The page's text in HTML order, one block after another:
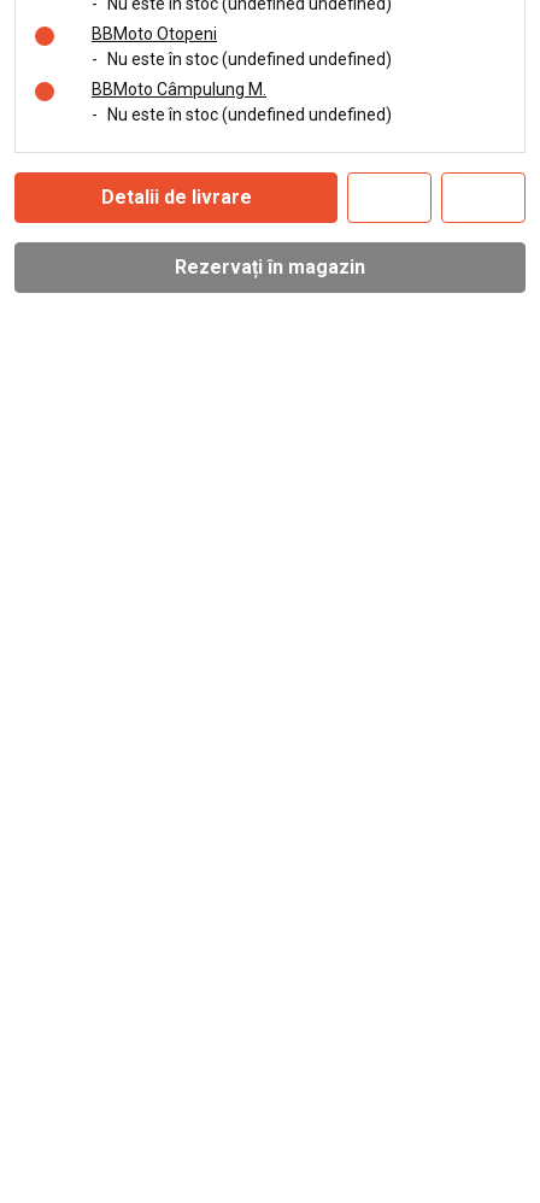
-
Nu este în stoc (undefined undefined)
BBMoto Otopeni
-
Nu este în stoc (undefined undefined)
BBMoto Câmpulung M.
-
Nu este în stoc (undefined undefined)
Detalii de livrare
Rezervați în magazin